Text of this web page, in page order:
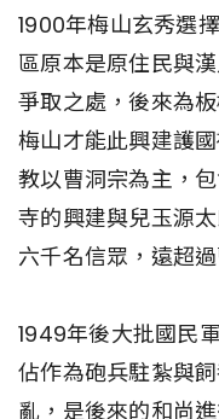
1900年梅山玄秀選
區原本是原住民與
爭取之處，後來為
梅山才能此興建護
教以曹洞宗為主，
寺的興建與兒玉源
六千名信眾，遠超過
1949年後大批國民
佔作為砲兵駐紮與
亂，是後來的和尚